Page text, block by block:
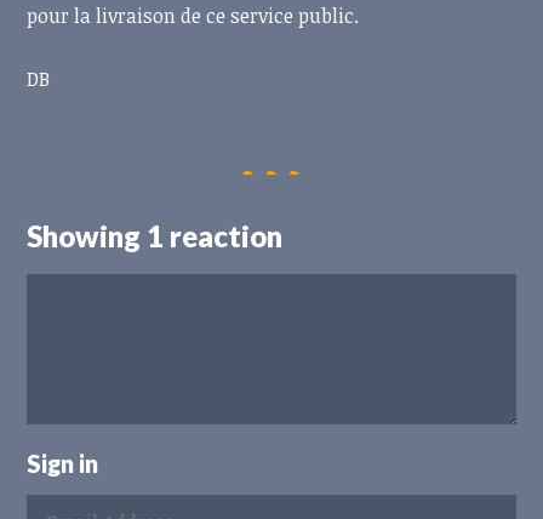
pour la livraison de ce service public.
DB
Showing 1 reaction
Sign in